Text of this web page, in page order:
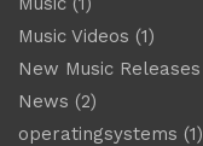
Music Videos (1)
New Music Releases
News (2)
operatingsystems (1)